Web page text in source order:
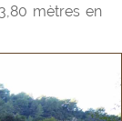
mètres en